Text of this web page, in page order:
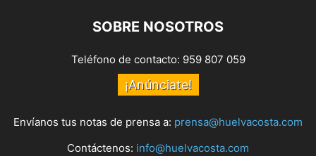
SOBRE NOSOTROS
Teléfono de contacto: 959 807 059
¡Anúnciate!
Envíanos tus notas de prensa a: prensa@huelvacosta.com
Contáctenos: info@huelvacosta.com